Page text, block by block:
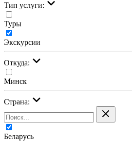
Тип услуги:
Туры
Экскурсии
Откуда:
Минск
Страна:
Беларусь